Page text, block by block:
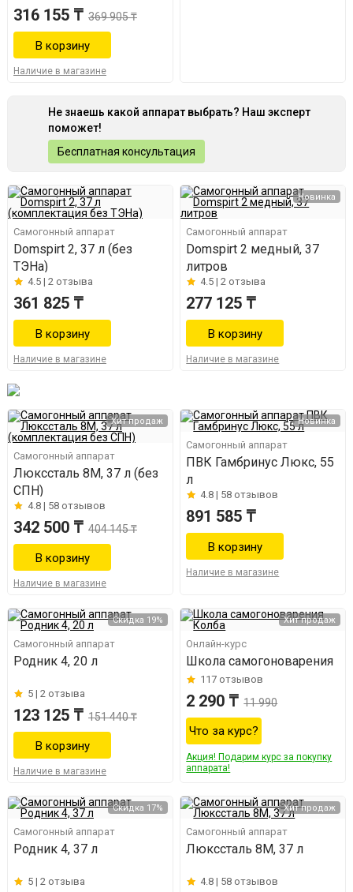
316 155 ₸ 369 905 ₸
Наличие в магазине
Не знаешь какой аппарат выбрать? Наш эксперт
поможет!
Бесплатная консультация
Самогонный аппарат
Domspirt 2, 37 л (без
ТЭНа)
4.5 | 2 отзыва
361 825 ₸
Наличие в магазине
Новинка
Самогонный аппарат
Domspirt 2 медный, 37
литров
4.5 |2 отзыва
277 125 ₸
Наличие в магазине
Хит продаж
Самогонный аппарат
Люкссталь 8М, 37 л (без
СПН)
4.8 | 58 отзывов
342 500 ₸ 404 145 ₸
Наличие в магазине
Новинка
Самогонный аппарат
ПВК Гамбринус Люкс, 55
л
4.8 | 58 отзывов
891 585 ₸
Наличие в магазине
Скидка 19%
Самогонный аппарат
Родник 4, 20 л
5 | 2 отзыва
123 125 ₸ 151 440 ₸
Наличие в магазине
Хит продаж
Онлайн-курс
Школа самогоноварения
117 отзывов
2 290 ₸ 11 990
Что за курс?
Акция! Подарим курс за покупку
аппарата!
Скидка 17%
Самогонный аппарат
Родник 4, 37 л
5 | 2 отзыва
Хит продаж
Самогонный аппарат
Люкссталь 8М, 37 л
4.8 | 58 отзывов